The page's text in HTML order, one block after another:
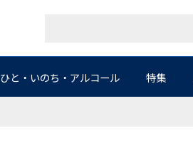
ひと・いのち・アルコール 特集